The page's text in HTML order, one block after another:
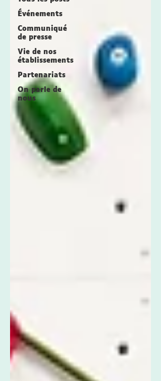
Événements
Communiqué
de presse
Vie de nos
établissements
Partenariats
On parle de
nous